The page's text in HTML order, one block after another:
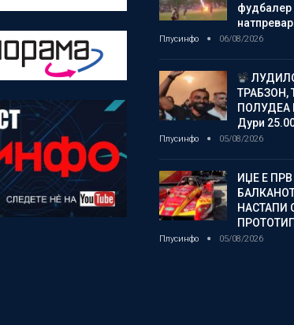
фудбалер
Плусинфо 06/08/2026
ТРАБЗОН,
ПОЛУДЕА
Дури
Плусинфо 05/08/2026
ИЏЕ Е
НАСТАПИ
Плусинфо 05/08/2026